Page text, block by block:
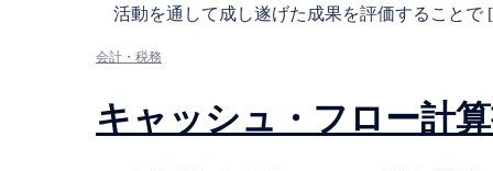
活動を通して成し遂げた成果を評価すること
会計・税務
キャッシュ・フロー計